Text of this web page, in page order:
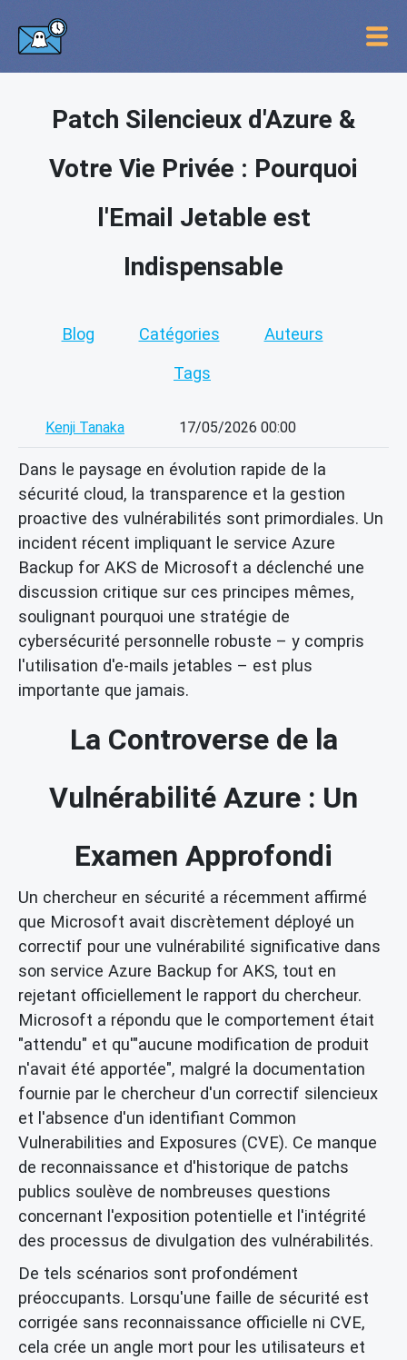
Patch Silencieux d'Azure &
Votre Vie Privée : Pourquoi
l'Email Jetable est
Indispensable
Blog Catégories Auteurs
Tags
Kenji Tanaka 17/05/2026 00:00
Dans le paysage en évolution rapide de la
sécurité cloud, la transparence et la gestion
proactive des vulnérabilités sont primordiales. Un
incident récent impliquant le service Azure
Backup for AKS de Microsoft a déclenché une
discussion critique sur ces principes mêmes,
soulignant pourquoi une stratégie de
cybersécurité personnelle robuste – y compris
l'utilisation d'e-mails jetables – est plus
importante que jamais.
La Controverse de la
Vulnérabilité Azure : Un
Examen Approfondi
Un chercheur en sécurité a récemment affirmé
que Microsoft avait discrètement déployé un
correctif pour une vulnérabilité significative dans
son service Azure Backup for AKS, tout en
rejetant officiellement le rapport du chercheur.
Microsoft a répondu que le comportement était
"attendu" et qu'"aucune modification de produit
n'avait été apportée", malgré la documentation
fournie par le chercheur d'un correctif silencieux
et l'absence d'un identifiant Common
Vulnerabilities and Exposures (CVE). Ce manque
de reconnaissance et d'historique de patchs
publics soulève de nombreuses questions
concernant l'exposition potentielle et l'intégrité
des processus de divulgation des vulnérabilités.
De tels scénarios sont profondément
préoccupants. Lorsqu'une faille de sécurité est
corrigée sans reconnaissance officielle ni CVE,
cela crée un angle mort pour les utilisateurs et